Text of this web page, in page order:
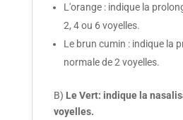
L'orange : indique la
2, 4 ou 6 voyelles.
Le brun cumin : indique la
normale de 2 voyelles.
B) Le Vert: indique la
voyelles.